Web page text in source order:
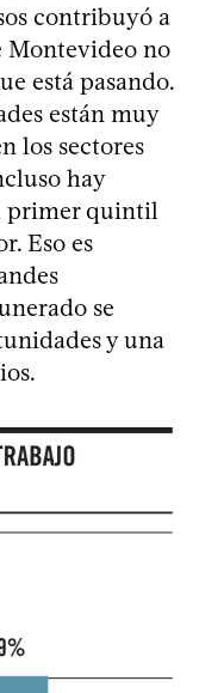
contribuyó a
Montevideo no
está pasando.
están muy
los sectores
hay
primer quintil
Eso es
se
y una